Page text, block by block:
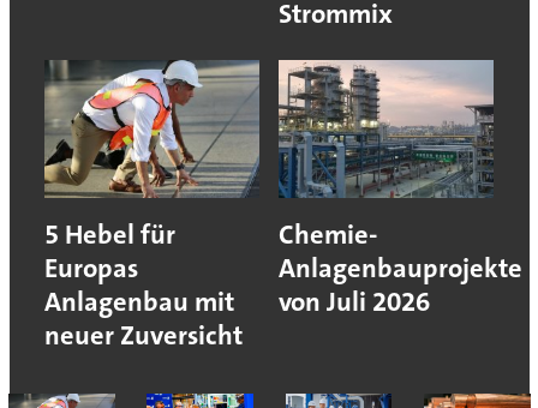
Strommix
5 Hebel für
Europas
Anlagenbau mit
neuer Zuversicht
Chemie-
Anlagenbauprojekte
von Juli 2026